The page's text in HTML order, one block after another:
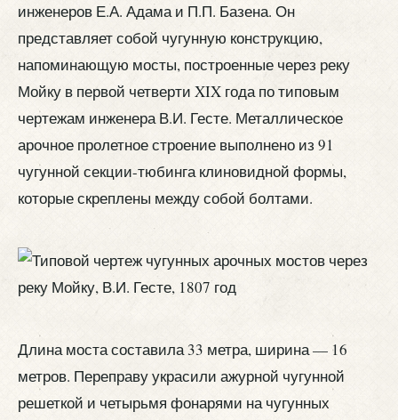
инженеров Е.А. Адама и П.П. Базена. Он
представляет собой чугунную конструкцию,
напоминающую мосты, построенные через реку
Мойку в первой четверти XIX года по типовым
чертежам инженера В.И. Гесте. Металлическое
арочное пролетное строение выполнено из 91
чугунной секции-тюбинга клиновидной формы,
которые скреплены между собой болтами.
Длина моста составила 33 метра, ширина — 16
метров. Переправу украсили ажурной чугунной
решеткой и четырьмя фонарями на чугунных